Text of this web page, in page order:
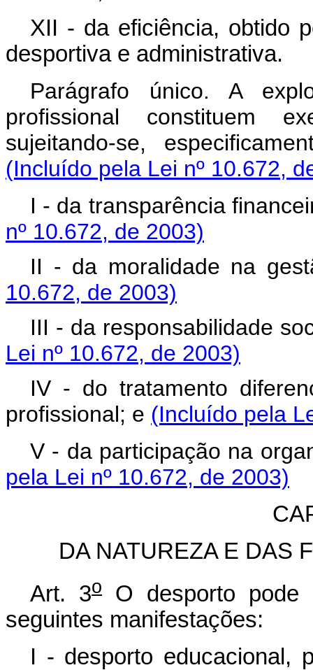
XII - da eficiência, obtido
desportiva e administrativa.
Parágrafo único. A
profissional constituem
sujeitando-se,
(Incluído pela Lei nº 10.672,
I - da transparência
nº 10.672, de 2003)
II - da moralidade na
10.672, de 2003)
III - da responsabilidade
Lei nº 10.672, de 2003)
IV - do tratamento
profissional; e (Incluído pela
V - da participação na
pela Lei nº 10.672, de 2003)
DA NATUREZA E DAS
Art. 3oO desporto pode
seguintes manifestações:
I - desporto educacional,